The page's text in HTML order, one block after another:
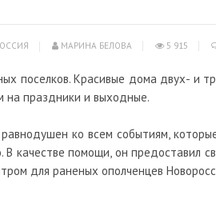
МАРИНА БЕЛОВА 5 915
поселков. Красивые дома двух- и
на праздники и выходные.
ко всем событиям,
качестве помощи, он предоставил
для раненых ополченцев